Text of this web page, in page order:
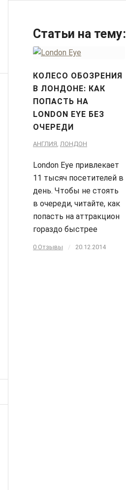
Статьи на тему:
КОЛЕСО ОБОЗРЕНИЯ
В ЛОНДОНЕ: КАК
ПОПАСТЬ НА
LONDON EYE БЕЗ
ОЧЕРЕДИ
АНГЛИЯ, ЛОНДОН
London Eye привлекает
11 тысяч посетителей в
день. Чтобы не стоять
в очереди, читайте, как
попасть на аттракцион
гораздо быстрее
0 Отзывы / 20.12.2014